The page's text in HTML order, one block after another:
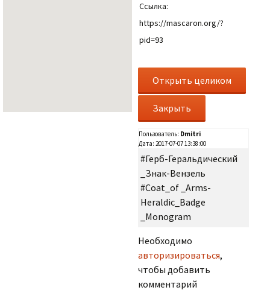
Ссылка:
https://mascaron.org/?
pid=93
Пользователь: Dmitri
Дата: 2017-07-07 13:38:00
#Герб-Геральдический
_Знак-Вензель
#Coat_of _Arms-
Heraldic_Badge
_Monogram
Необходимо
авторизироваться,
чтобы добавить
комментарий